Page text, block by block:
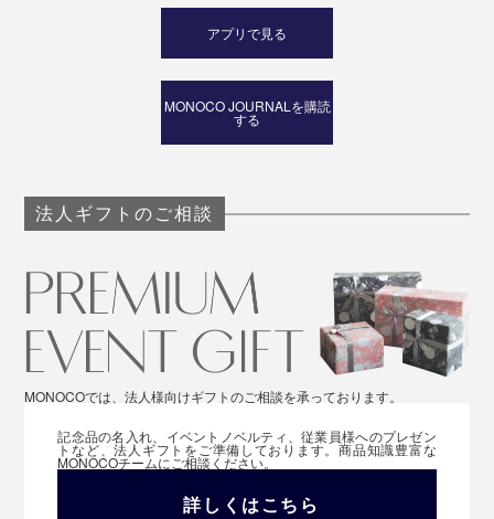
アプリで見る
MONOCO JOURNALを購読
する
法人ギフトのご相談
MONOCOでは、法人様向けギフトのご相談を承っております。
記念品の名入れ、イベントノベルティ、従業員様へのプレゼン
トなど、法人ギフトをご準備しております。商品知識豊富な
MONOCOチームにご相談ください。
詳しくはこちら